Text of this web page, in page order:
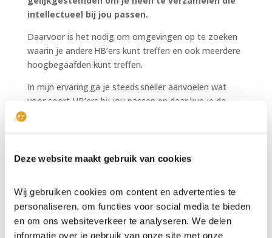
Deze website maakt gebruik van cookies
Wij gebruiken cookies om content en advertenties te
personaliseren, om functies voor social media te bieden
en om ons websiteverkeer te analyseren. We delen
informatie over je gebruik van onze site met onze
intellectueel bij jou passen.
Daarvoor is het nodig om omgevingen op te zoeken
waarin je andere HB’ers kunt treffen en ook meerdere
hoogbegaafden kunt treffen.
In mijn ervaring ga je steeds sneller aanvoelen wat
voor soort HB’ers bij jou passen en daar kun je de
Ik merk bijvoorbeeld bijInsight-deelnemersdat ze aan
dan ook pas echt merken hoe fijn het is om mensen
zijn in gesprekken.
Het is in het verlengde daarvan heel belangrijk
dat je jezelf blijft verdiepen in hoogbegaafdheid